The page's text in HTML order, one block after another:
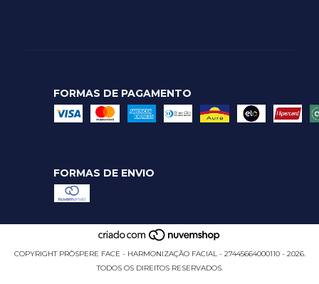
FORMAS DE PAGAMENTO
FORMAS DE ENVIO
COPYRIGHT PRÒSPERE FACE - HARMONIZAÇÃO FACIAL - 27445664000110 - 2026.
TODOS OS DIREITOS RESERVADOS.